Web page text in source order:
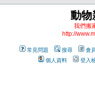
動物
我們搬
http://
常見問題 搜尋 會
個人資料
登入